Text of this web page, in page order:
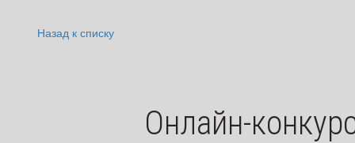
Назад к списку
Онлайн-